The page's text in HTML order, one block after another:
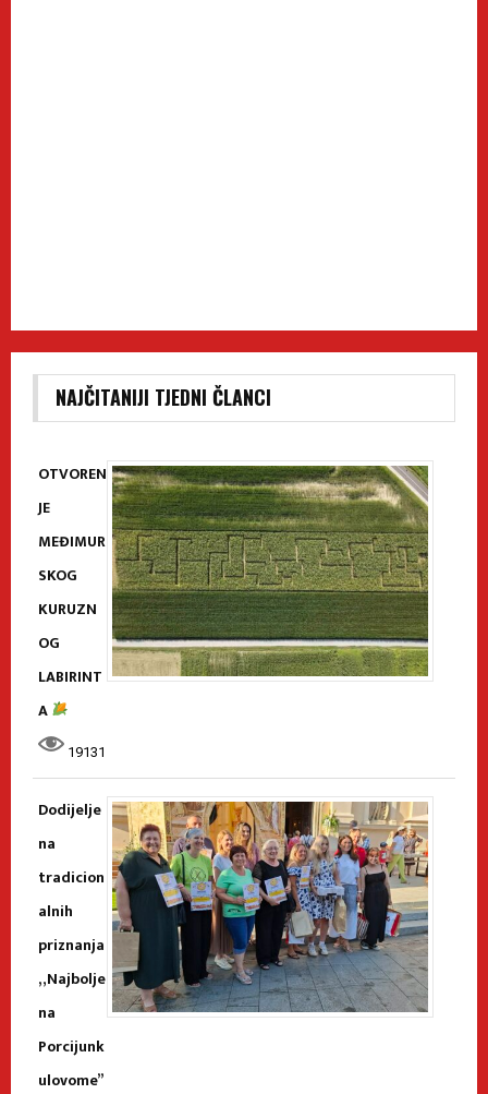
NAJČITANIJI TJEDNI ČLANCI
OTVOREN
JE
MEĐIMUR
SKOG
KURUZN
OG
LABIRINT
A
19131
Dodijelje
na
tradicion
alnih
priznanja
„Najbolje
na
Porcijunk
ulovome”